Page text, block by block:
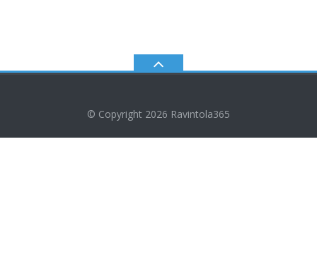
© Copyright 2026 Ravintola365